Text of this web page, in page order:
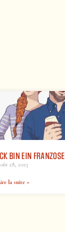
BIN EIN FRANZOSE
28, 2023
la suite »